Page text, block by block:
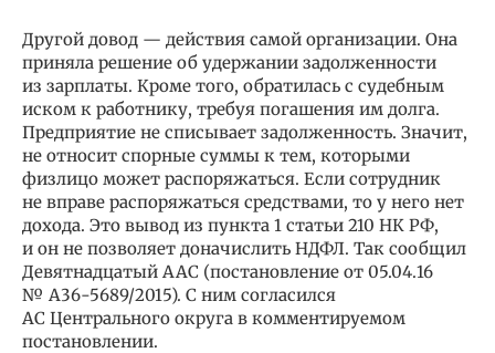
Другой довод — действия самой организации. Она
приняла решение об удержании задолженности
из зарплаты. Кроме того, обратилась с судебным
иском к работнику, требуя погашения им долга.
Предприятие не списывает задолженность. Значит,
не относит спорные суммы к тем, которыми
физлицо может распоряжаться. Если сотрудник
не вправе распоряжаться средствами, то у него нет
дохода. Это вывод из пункта 1 статьи 210 НК РФ,
и он не позволяет доначислить НДФЛ. Так сообщил
Девятнадцатый ААС (постановление от 05.04.16
№ А36-5689/2015). С ним согласился
АС Центрального округа в комментируемом
постановлении.